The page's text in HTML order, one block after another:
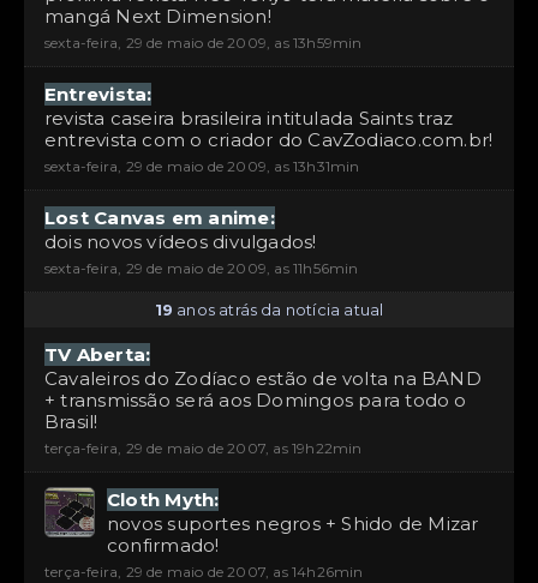
mangá Next Dimension!
sexta-feira, 29 de maio de 2009, as 13h59min
Entrevista:
revista caseira brasileira intitulada Saints traz
entrevista com o criador do CavZodiaco.com.br!
sexta-feira, 29 de maio de 2009, as 13h31min
Lost Canvas em anime:
dois novos vídeos divulgados!
sexta-feira, 29 de maio de 2009, as 11h56min
19 anos atrás da notícia atual
TV Aberta:
Cavaleiros do Zodíaco estão de volta na BAND
+ transmissão será aos Domingos para todo o
Brasil!
terça-feira, 29 de maio de 2007, as 19h22min
Cloth Myth:
novos suportes negros + Shido de Mizar
confirmado!
terça-feira, 29 de maio de 2007, as 14h26min